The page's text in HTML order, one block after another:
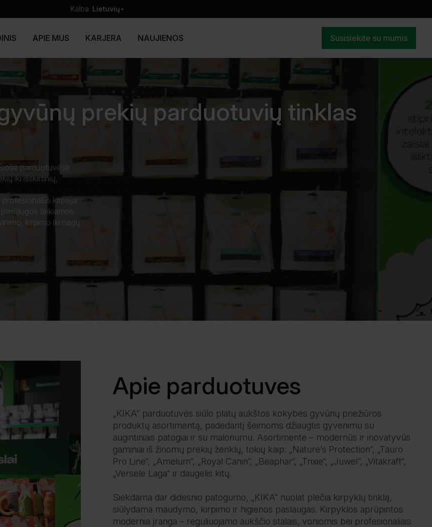
Kalba: Lietuvių
APIE MUS KARJERA NAUJIENOS Susisiekite su mumis
prekių parduotuvių tinklas
parduotuvėse
iki išskirtinių,
profesionalūs kirpėjai
teikiamos
kirpimo iki nagų
Apie parduotuves
„KIKA“ parduotuvės siūlo platų aukštos kokybės gyvūnų priežiūros
produktų asortimentą, padedantį šeimoms džiaugtis gyvenimu su
augintiniais patogiai ir su malonumu. Asortimente – modernūs ir inovatyvūs
gaminiai iš žinomų prekių ženklų, tokių kaip: „Nature’s Protection“, „Tauro
Pro Line“, „Amelum“, „Royal Canin“, „Beaphar“, „Trixie“, „Juwel“, „Vitakraft“,
„Versele Laga“ ir daugelis kitų.
Siekdama dar didesnio patogumo, „KIKA“ nuolat plečia kirpyklų tinklą,
siūlydama maudymo, kirpimo ir higienos paslaugas. Kirpyklos aprūpintos
modernia įranga – reguliuojamo aukščio stalais, voniomis bei profesionaliais